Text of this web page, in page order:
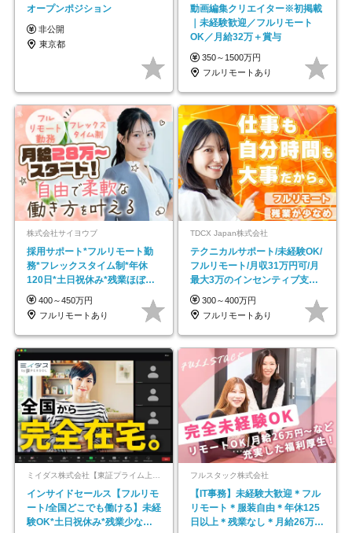
オープンポジション
非公開
東京都
動画編集クリエイター※初掲載
｜未経験歓迎／フルリモート
OK／月給32万＋賞与
350～1500万円
フルリモートあり
株式会社サイヨウブ
採用サポート*フルリモート勤
務*フレックスタイム制*年休
120日*土日祝休み*残業ほぼな
し*育児中社員8割以上
400～450万円
フルリモートあり
TDCX Japan株式会社
テクニカルサポート/未経験OK/
フルリモート/月収31万円可/月
最大3万のインセンティブ支給/
平均年齢33歳
300～400万円
フルリモートあり
ミイダス株式会社【東証プライム上場パーソルグループ】
インサイドセールス【フルリモ
ート/全国どこでも働ける】未経
験OK*土日祝休み*残業少なめ*
フルスタック株式会社
【IT事務】未経験大歓迎＊フル
リモート＊服装自由＊年休125
日以上＊残業なし＊月給26万円